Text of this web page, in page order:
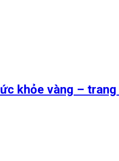
khỏe vàng –